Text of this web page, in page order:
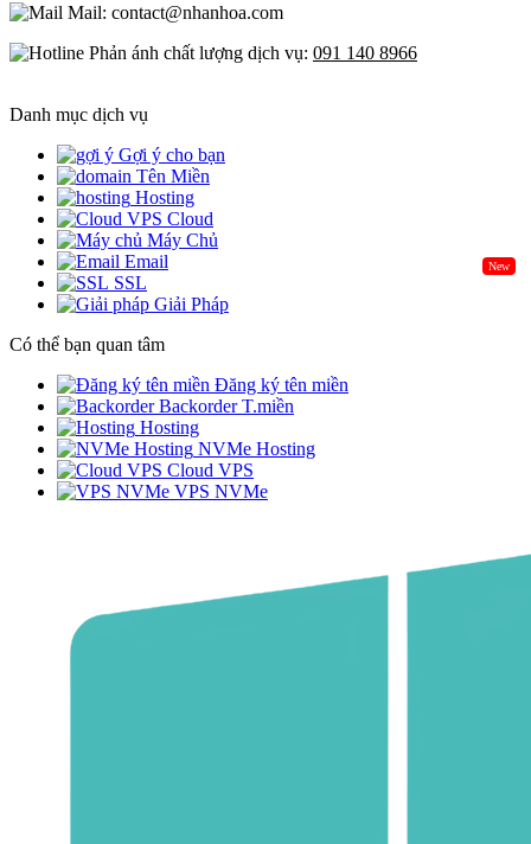
Mail: contact@nhanhoa.com
Phản ánh chất lượng dịch vụ: 091 140 8966
Danh mục dịch vụ
Gợi ý cho bạn
Tên Miền
Hosting
Cloud
Máy Chủ
New
Email
SSL
Giải Pháp
Có thể bạn quan tâm
Đăng ký tên miền
Backorder T.miền
Hosting
NVMe Hosting
Cloud VPS
VPS NVMe